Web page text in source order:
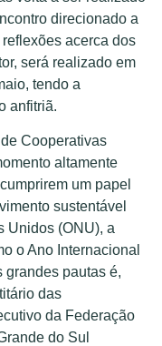
direcionado a
acerca dos
será realizado em
tendo a
anfitriã.
Cooperativas
altamente
um papel
sustentável
Unidos (ONU), a
o Ano Internacional
grandes pautas é,
das
da Federação
do Sul